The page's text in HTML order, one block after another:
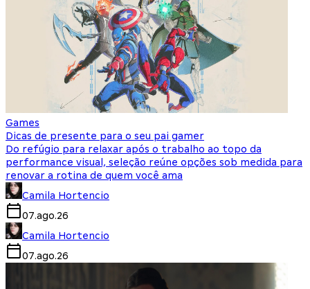
Games
Dicas de presente para o seu pai gamer
Do refúgio para relaxar após o trabalho ao topo da
performance visual, seleção reúne opções sob medida para
renovar a rotina de quem você ama
Camila Hortencio
07.ago.26
Camila Hortencio
07.ago.26